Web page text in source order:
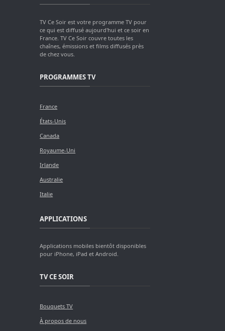
TV Ce Soir est votre programme TV pour
ce qui est diffusé aujourd'hui et ce soir en
France. TV Ce Soir couvre toutes les
chaînes, émissions et films diffusés près
de chez vous.
PROGRAMMES TV
France
États-Unis
Canada
Royaume-Uni
Irlande
Australie
Italie
APPLICATIONS
Applications mobiles bientôt disponibles
pour iPhone, iPad et Android.
TV CE SOIR
Bouquets TV
À propos de nous